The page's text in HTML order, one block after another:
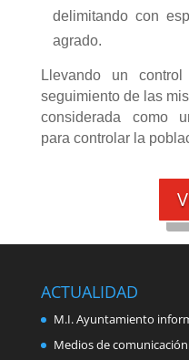
delimitando con
agrado.
Llevando un
seguimiento de las
considerada como
para controlar la
ACTUALIDAD
M.I. Ayuntamiento
Medios de comunicación